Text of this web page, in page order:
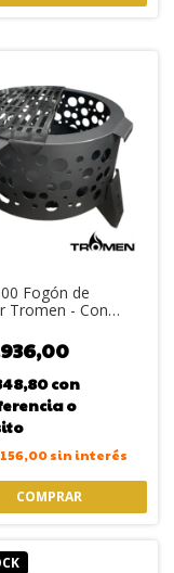
Fogón de
Tromen - Con
con
o
sin interés